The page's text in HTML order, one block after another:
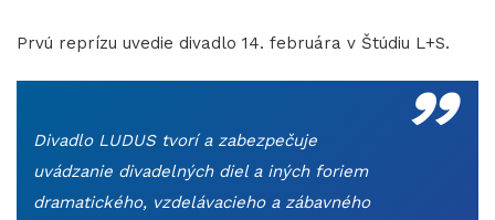
Prvú reprízu uvedie divadlo 14. februára v Štúdiu L+S.
„
Divadlo LUDUS tvorí a zabezpečuje
uvádzanie divadelných diel a iných foriem
dramatického, vzdelávacieho a zábavného